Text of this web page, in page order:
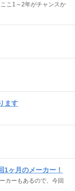
こ1～2年がチャンスか
ます
1ヶ月のメーカー！
カーもあるので、今回